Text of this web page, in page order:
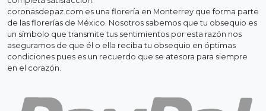
coronasdepaz.com es una florería en Monterrey que forma parte
de las florerías de México. Nosotros sabemos que tu obsequio es
un símbolo que transmite tus sentimientos por esta razón nos
aseguramos de que él o ella reciba tu obsequio en óptimas
condiciones pues es un recuerdo que se atesora para siempre
en el corazón.